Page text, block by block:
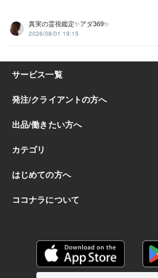
真実の霊視鑑定✨アダ369✨
2026/08/01 19:15